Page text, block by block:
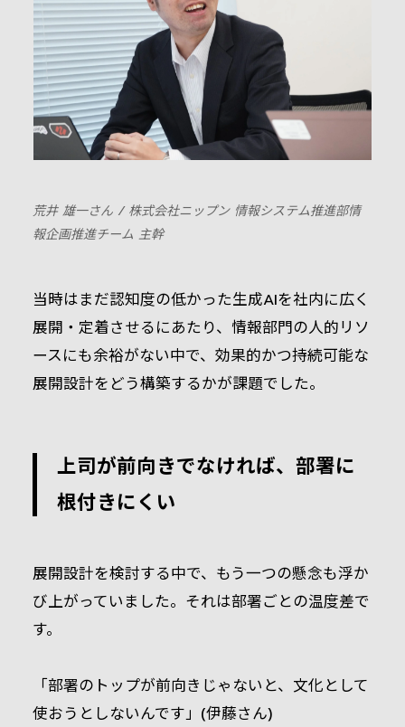
荒井 雄一さん / 株式会社ニップン 情報システム推進部情
報企画推進チーム 主幹
当時はまだ認知度の低かった生成AIを社内に広く
展開・定着させるにあたり、情報部門の人的リソ
ースにも余裕がない中で、効果的かつ持続可能な
展開設計をどう構築するかが課題でした。
上司が前向きでなければ、部署に
根付きにくい
展開設計を検討する中で、もう一つの懸念も浮か
び上がっていました。それは部署ごとの温度差で
す。
「部署のトップが前向きじゃないと、文化として
使おうとしないんです」(伊藤さん)